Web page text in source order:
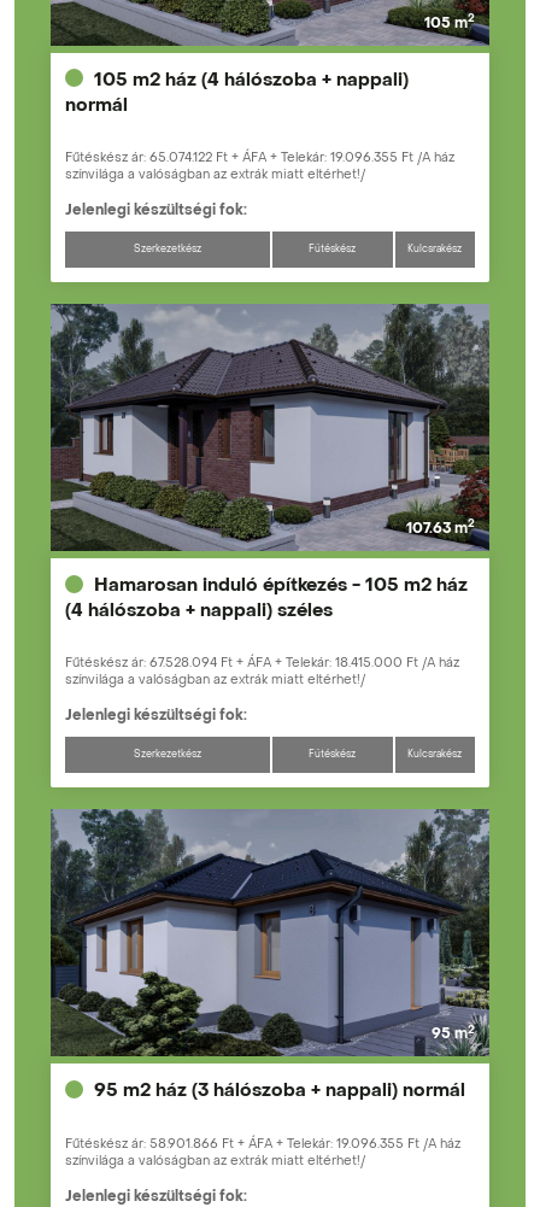
105 m2
105 m2 ház (4 hálószoba + nappali)
normál
Fűtéskész ár: 65.074.122 Ft + ÁFA + Telekár: 19.096.355 Ft /A ház
színvilága a valóságban az extrák miatt eltérhet!/
Jelenlegi készültségi fok:
Szerkezetkész Fűtéskész Kulcsrakész
107.63 m2
Hamarosan induló építkezés - 105 m2 ház
(4 hálószoba + nappali) széles
Fűtéskész ár: 67.528.094 Ft + ÁFA + Telekár: 18.415.000 Ft /A ház
színvilága a valóságban az extrák miatt eltérhet!/
Jelenlegi készültségi fok:
Szerkezetkész Fűtéskész Kulcsrakész
95 m2
95 m2 ház (3 hálószoba + nappali) normál
Fűtéskész ár: 58.901.866 Ft + ÁFA + Telekár: 19.096.355 Ft /A ház
színvilága a valóságban az extrák miatt eltérhet!/
Jelenlegi készültségi fok: